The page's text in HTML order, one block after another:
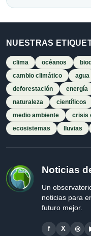
NUESTRAS
clima océanos
cambio climático
agua
deforestación
energía
naturaleza
científicos
medio ambiente
crisis
ecosistemas
lluvias
Noticias
Un
noticias para
futuro mejor.
f X ◎